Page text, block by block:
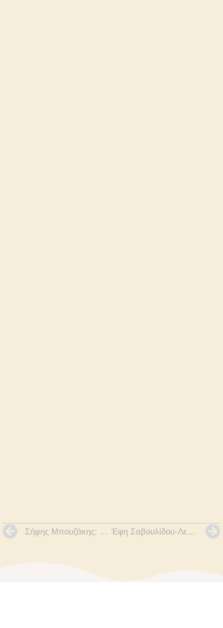
Σήφης Μπουζάκης: Ο ΑΝΔΡΕΑΣ ΛΕΝΤΑΚΗΣ (1935-1997) για την Παιδεία, τη Γλώσσα, τη Νεολαία και τον Πολιτισμό Έφη Σαβουλίδου-Λεντάκη: ΑΝΔΡΕΑΣ ΛΕΝΤΑΚΗΣ 25 χρόνια μετά είναι ακόμη εδώ